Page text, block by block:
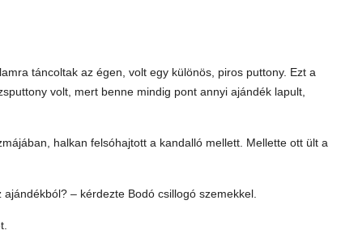
táncoltak az égen, volt egy különös, piros puttony. Ezt a
volt, mert benne mindig pont annyi ajándék lapult,
halkan felsóhajtott a kandalló mellett. Mellette ott ült a
– kérdezte Bodó csillogó szemekkel.